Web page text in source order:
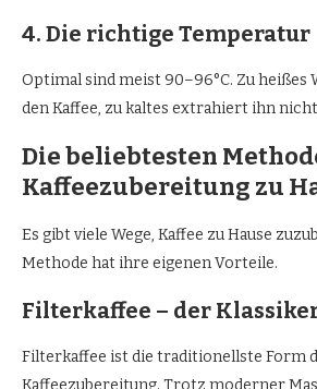
4. Die richtige Temperatur
Optimal sind meist 90–96°C. Zu heißes
den Kaffee, zu kaltes extrahiert ihn
Die beliebtesten
Kaffeezubereitung zu
Es gibt viele Wege, Kaffee zu Hause
Methode hat ihre eigenen Vorteile.
Filterkaffee – der
Filterkaffee ist die traditionellste Form
Kaffeezubereitung. Trotz moderner